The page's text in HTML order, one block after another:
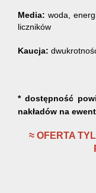
Media: woda,
liczników
Kaucja:
* dostępność
nakładów na
≈ OFERTA